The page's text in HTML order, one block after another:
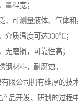
量程宽；
，可测量液体、气体和
介质温度可达330℃；
无磨损，可靠性高；
钢材料，耐腐蚀。
限公司拥有雄厚的技
品开发、研制的过程